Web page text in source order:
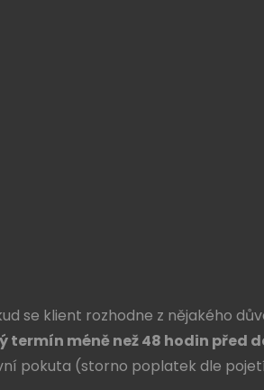
se klient rozhodne z nějakého
méně než 48 hodin před
pokuta (storno poplatek dle